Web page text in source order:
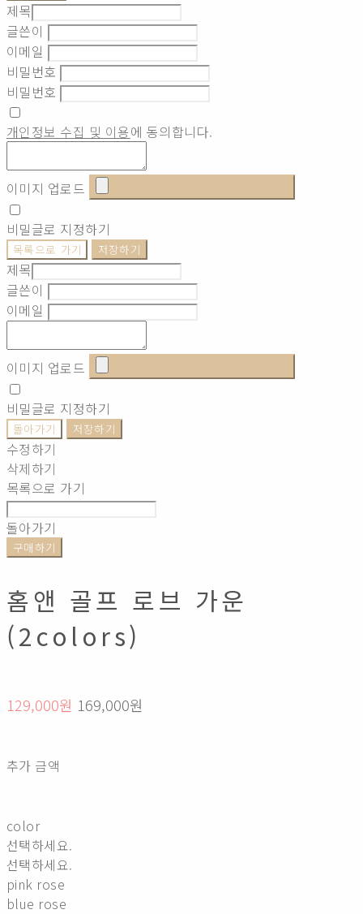
제목
글쓴이
이메일
비밀번호
비밀번호
개인정보 수집 및 이용에 동의합니다.
이미지 업로드
비밀글로 지정하기
목록으로 가기 저장하기
제목
글쓴이
이메일
이미지 업로드
비밀글로 지정하기
돌아가기 저장하기
수정하기
삭제하기
목록으로 가기
돌아가기
구매하기
홈앤 골프 로브 가운
(2colors)
129,000원 169,000원
추가 금액
color
선택하세요.
선택하세요.
pink rose
blue rose